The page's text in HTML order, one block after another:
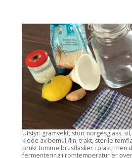
Utstyr: gramvekt, stort norgesglass,
klede av bomull/lin, trakt, sterile
brukt tomme brusflasker i plast, men
fermentering i romtemperatur er